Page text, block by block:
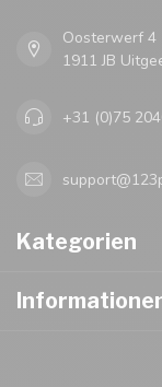
Oosterwerf 4
1911 JB
+31 (0)75
Kategorien